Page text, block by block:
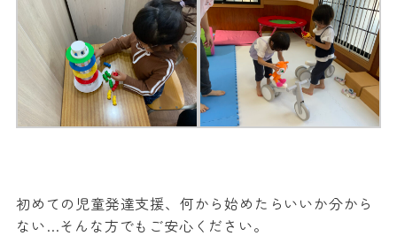
初めての児童発達支援、何から始めたらいいか分から
ない…そんな方でもご安心ください。